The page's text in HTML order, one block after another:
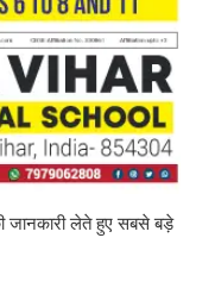
जानकारी लेते हुए सबसे बड़े